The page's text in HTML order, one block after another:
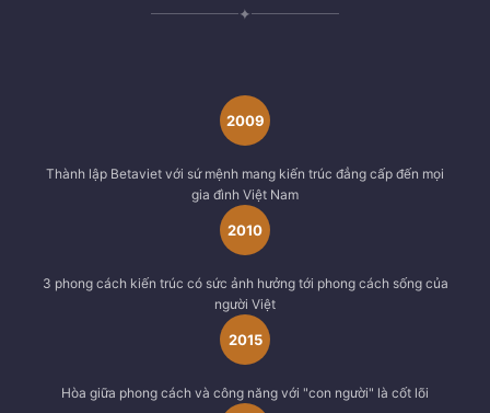
✦
2009
Thành lập Betaviet với sứ mệnh mang kiến trúc đẳng cấp đến mọi
gia đình Việt Nam
2010
3 phong cách kiến trúc có sức ảnh hưởng tới phong cách sống của
người Việt
2015
Hòa giữa phong cách và công năng với "con người" là cốt lõi